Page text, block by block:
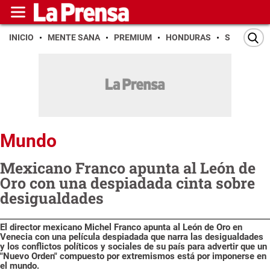
INICIO MENTE SANA PREMIUM HONDURAS SAN PEDRO
Mundo
Mexicano Franco apunta al León de
Oro con una despiadada cinta sobre
desigualdades
El director mexicano Michel Franco apunta al León de Oro en
Venecia con una película despiadada que narra las desigualdades
y los conflictos políticos y sociales de su país para advertir que un
"Nuevo Orden" compuesto por extremismos está por imponerse en
el mundo.